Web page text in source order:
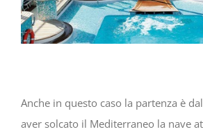
Anche in questo caso la partenza è
aver solcato il Mediterraneo la nave